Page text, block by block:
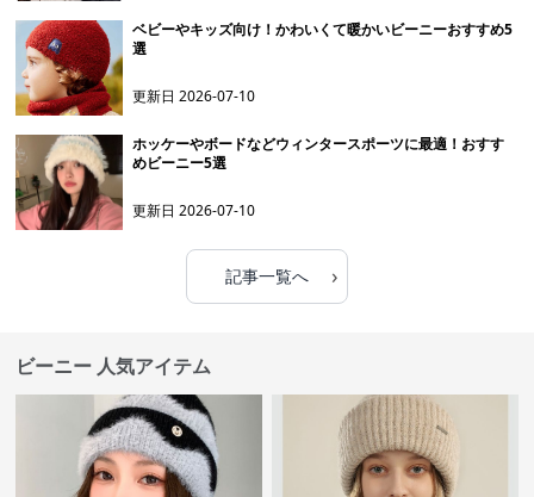
ベビーやキッズ向け！かわいくて暖かいビーニーおすすめ5
選
更新日2026-07-10
ホッケーやボードなどウィンタースポーツに最適！おすす
めビーニー5選
更新日2026-07-10
記事一覧へ ›
ビーニー 人気アイテム